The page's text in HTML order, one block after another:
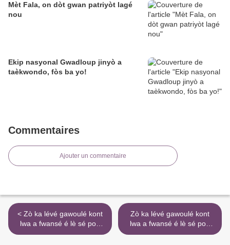
Mèt Fala, on dòt gwan patriyòt lagé
nou
Ekip nasyonal Gwadloup jinyò a
taèkwondo, fòs ba yo!
Commentaires
Ajouter un commentaire
< Zò ka lévé gawoulé kont
lwa a fwansé é lè sé pou
rèsponsabilité zò ka fè dèyè
Zò ka lévé gawoulé kont
lwa a fwansé é lè sé pou
rèsponsabilité zò ka fè dèyè